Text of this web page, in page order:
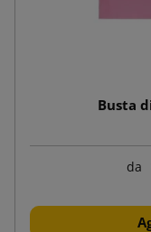
Busta
da